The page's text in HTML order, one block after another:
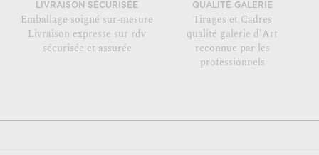
LIVRAISON SÉCURISÉE
Emballage soigné sur-mesure
Livraison expresse sur rdv
sécurisée et assurée
QUALITÉ GALERIE
Tirages et Cadres
qualité galerie d'Art
reconnue par les
professionnels